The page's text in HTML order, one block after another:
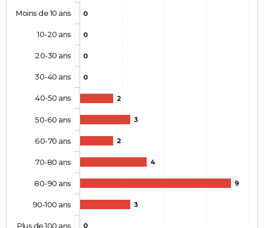
0
0
0
0
2
3
2
4
9
3
0
Moins de 10 ans
10-20 ans
20-30 ans
30-40 ans
40-50 ans
50-60 ans
60-70 ans
70-80 ans
80-90 ans
90-100 ans
Plus de 100 ans